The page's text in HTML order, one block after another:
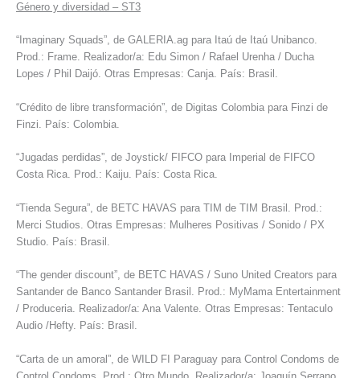
Género y diversidad – ST3
“Imaginary Squads”, de GALERIA.ag para Itaú de Itaú Unibanco.
Prod.: Frame. Realizador/a: Edu Simon / Rafael Urenha / Ducha
Lopes / Phil Daijó. Otras Empresas: Canja. País: Brasil.
“Crédito de libre transformación”, de Digitas Colombia para Finzi de
Finzi. País: Colombia.
“Jugadas perdidas”, de Joystick/ FIFCO para Imperial de FIFCO
Costa Rica. Prod.: Kaiju. País: Costa Rica.
“Tienda Segura”, de BETC HAVAS para TIM de TIM Brasil. Prod.:
Merci Studios. Otras Empresas: Mulheres Positivas / Sonido / PX
Studio. País: Brasil.
“The gender discount”, de BETC HAVAS / Suno United Creators para
Santander de Banco Santander Brasil. Prod.: MyMama Entertainment
/ Produceria. Realizador/a: Ana Valente. Otras Empresas: Tentaculo
Audio /Hefty. País: Brasil.
“Carta de un amoral”, de WILD FI Paraguay para Control Condoms de